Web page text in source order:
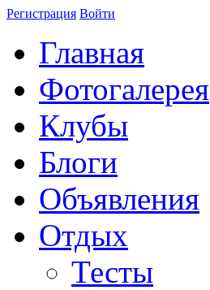
Регистрация Войти
Главная
Фотогалерея
Клубы
Блоги
Объявления
Отдых
Тесты